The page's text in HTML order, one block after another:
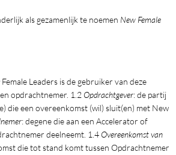
als gezamenlijk te noemen New Female
Female Leaders is de gebruiker van deze
opdrachtnemer. 1.2 Opdrachtgever: de partij
die een overeenkomst (wil) sluit(en) met New
: degene die aan een Accelerator of
deelneemt. 1.4 Overeenkomst van
die tot stand komt tussen Opdrachtnemer